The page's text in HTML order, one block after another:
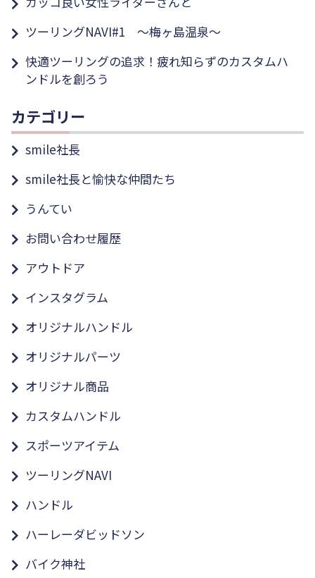
ツーリングNAVI#1 ～梅ヶ島温泉～
快適ツーリングの追求！疲れ知らずのカスタムハ
ンドルを創ろう
カテゴリー
smile社長
smile社長と愉快な仲間たち
うんてい
お問い合わせ履歴
アウトドア
インスタグラム
オリジナルハンドル
オリジナルパーツ
オリジナル商品
カスタムハンドル
スポーツアイテム
ツーリングNAVI
ハンドル
ハーレーダビッドソン
バイク神社